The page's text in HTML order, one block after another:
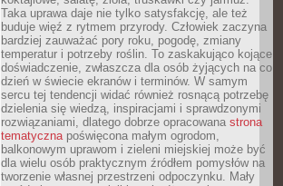
Taka uprawa daje nie tylko satysfakcję, ale też
buduje więź z rytmem przyrody. Człowiek zaczyna
bardziej zauważać pory roku, pogodę, zmiany
temperatur i potrzeby roślin. To zaskakująco kojące
doświadczenie, zwłaszcza dla osób żyjących na co
dzień w świecie ekranów i terminów. W samym
sercu tej tendencji widać również rosnącą potrzebę
dzielenia się wiedzą, inspiracjami i sprawdzonymi
rozwiązaniami, dlatego dobrze opracowana strona
tematycznapoświęcona małym ogrodom,
balkonowym uprawom i zieleni miejskiej może być
dla wielu osób praktycznym źródłem pomysłów na
tworzenie własnej przestrzeni odpoczynku. Mały